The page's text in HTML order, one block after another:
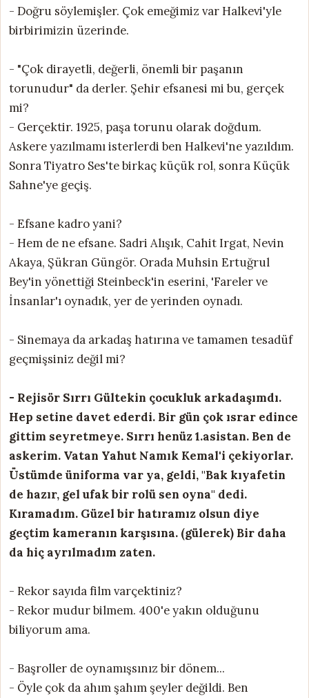
- Doğru söylemişler. Çok emeğimiz var Halkevi'yle
birbirimizin üzerinde.
- "Çok dirayetli, değerli, önemli bir paşanın
torunudur" da derler. Şehir efsanesi mi bu, gerçek
mi?
- Gerçektir. 1925, paşa torunu olarak doğdum.
Askere yazılmamı isterlerdi ben Halkevi'ne yazıldım.
Sonra Tiyatro Ses'te birkaç küçük rol, sonra Küçük
Sahne'ye geçiş.
- Efsane kadro yani?
- Hem de ne efsane. Sadri Alışık, Cahit Irgat, Nevin
Akaya, Şükran Güngör. Orada Muhsin Ertuğrul
Bey'in yönettiği Steinbeck'in eserini, 'Fareler ve
İnsanlar'ı oynadık, yer de yerinden oynadı.
- Sinemaya da arkadaş hatırına ve tamamen tesadüf
geçmişsiniz değil mi?
- Rejisör Sırrı Gültekin çocukluk arkadaşımdı.
Hep setine davet ederdi. Bir gün çok ısrar edince
gittim seyretmeye. Sırrı henüz 1.asistan. Ben de
askerim. Vatan Yahut Namık Kemal'i çekiyorlar.
Üstümde üniforma var ya, geldi, "Bak kıyafetin
de hazır, gel ufak bir rolü sen oyna" dedi.
Kıramadım. Güzel bir hatıramız olsun diye
geçtim kameranın karşısına. (gülerek) Bir daha
da hiç ayrılmadım zaten.
- Rekor sayıda film varçektiniz?
- Rekor mudur bilmem. 400'e yakın olduğunu
biliyorum ama.
- Başroller de oynamışsınız bir dönem...
- Öyle çok da ahım şahım şeyler değildi. Ben